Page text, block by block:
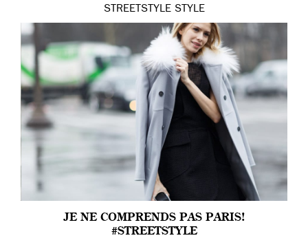
STREETSTYLE STYLE
JE NE COMPRENDS PAS PARIS!
#STREETSTYLE